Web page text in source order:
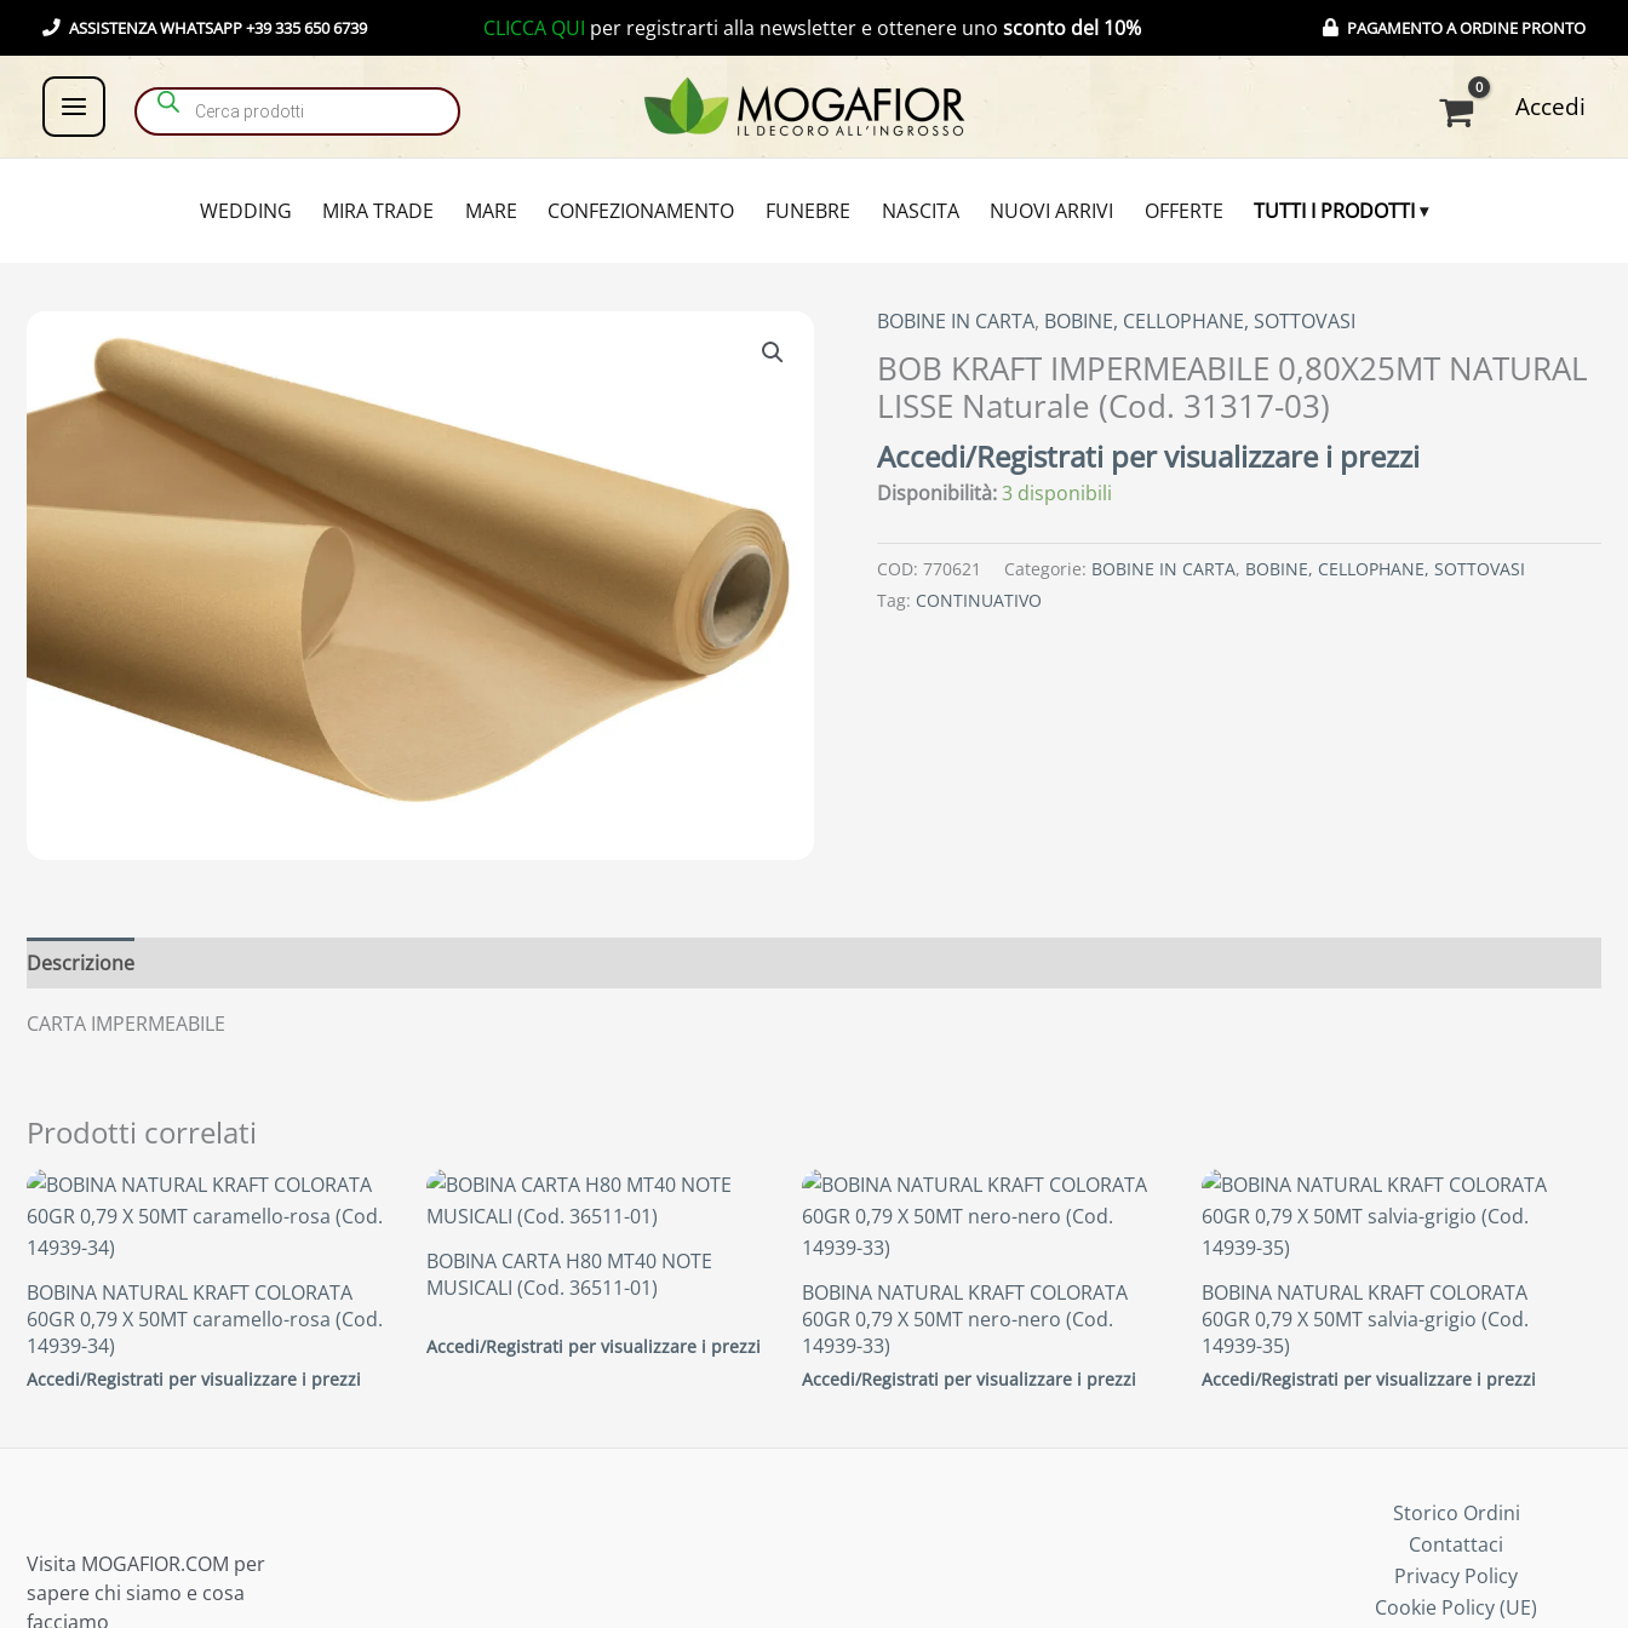
contenuto
ASSISTENZA WHATSAPP +39 335 650 6739 CLICCA QUI per registrarti alla newsletter e ottenere uno sconto del 10% PAGAMENTO A ORDINE PRONTO
Products search Accedi
WEDDING MIRA TRADE MARE CONFEZIONAMENTO FUNEBRE NASCITA NUOVI ARRIVI OFFERTE TUTTI I PRODOTTI
BOBINE IN CARTA, BOBINE, CELLOPHANE, SOTTOVASI
BOB KRAFT IMPERMEABILE 0,80X25MT NATURAL
LISSE Naturale (Cod. 31317-03)
Accedi/Registrati per visualizzare i prezzi
Disponibilità:3 disponibili
COD: 770621 Categorie: BOBINE IN CARTA, BOBINE, CELLOPHANE, SOTTOVASI
Tag: CONTINUATIVO
Descrizione
CARTA IMPERMEABILE
Prodotti correlati
BOBINA NATURAL KRAFT COLORATA
60GR 0,79 X 50MT caramello-rosa (Cod.
14939-34)
Accedi/Registrati per visualizzare i prezzi
BOBINA CARTA H80 MT40 NOTE
MUSICALI (Cod. 36511-01)
Accedi/Registrati per visualizzare i prezzi
BOBINA NATURAL KRAFT COLORATA
60GR 0,79 X 50MT nero-nero (Cod.
14939-33)
Accedi/Registrati per visualizzare i prezzi
BOBINA NATURAL KRAFT COLORATA
60GR 0,79 X 50MT salvia-grigio (Cod.
14939-35)
Accedi/Registrati per visualizzare i prezzi
Visita MOGAFIOR.COM per
sapere chi siamo e cosa
facciamo
Storico Ordini
Contattaci
Privacy Policy
Cookie Policy (UE)